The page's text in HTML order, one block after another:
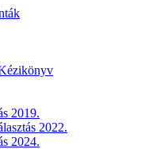
2019.
2022.
2024.